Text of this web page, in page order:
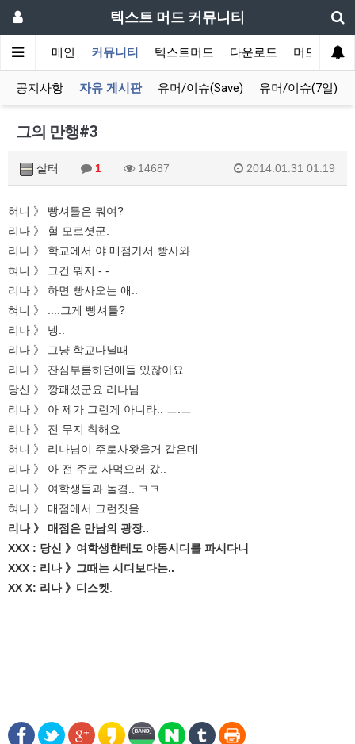
텍스트 머드 커뮤니티
메인 커뮤니티 텍스트머드 다운로드 머드 잡담
공지사항 자유 게시판 유머/이슈(Save) 유머/이슈(7일)
그의 만행#3
살터 1 14687 2014.01.31 01:19
혀니 》 빵셔틀은 뭐여?
리나 》 헐 모르셧군.
리나 》 학교에서 야 매점가서 빵사와
혀니 》 그건 뭐지 -.-
리나 》 하면 빵사오는 애..
혀니 》 ....그게 빵셔틀?
리나 》 넹..
리나 》 그냥 학교다닐때
리나 》 잔심부름하던애들 있잖아요
당신 》 깡패셨군요 리나님
리나 》 아 제가 그런게 아니라.. ㅡ.ㅡ
리나 》 전 무지 착해요
혀니 》 리나님이 주로사왓을거 같은데
리나 》 아 전 주로 사먹으러 갔..
리나 》 여학생들과 놀겸.. ㅋㅋ
혀니 》 매점에서 그런짓을
리나 》 매점은 만남의 광장..
XXX : 당신 》여학생한테도 야동시디를 파시다니
XXX : 리나 》그때는 시디보다는..
XX X: 리나 》디스켓